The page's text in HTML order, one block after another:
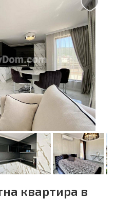
квартира в